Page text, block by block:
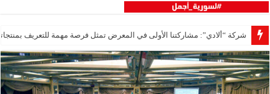
شركة “ألادي”: مشاركتنا الأولى في المعرض تمثل فرصة مهمة للتعريف